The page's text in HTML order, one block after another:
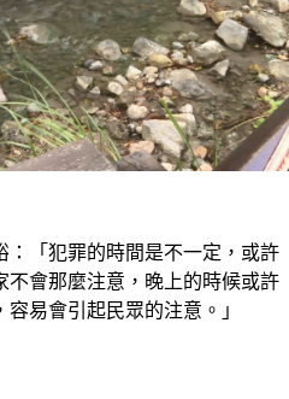
：「犯罪的時間是不一定，或許
會那麼注意，晚上的時候或許